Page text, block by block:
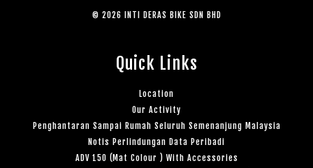
© 2026 INTI DERAS BIKE SDN BHD
Quick Links
Location
Our Activity
Penghantaran Sampai Rumah Seluruh Semenanjung Malaysia
Notis Perlindungan Data Peribadi
ADV 150 (Mat Colour ) With Accessories